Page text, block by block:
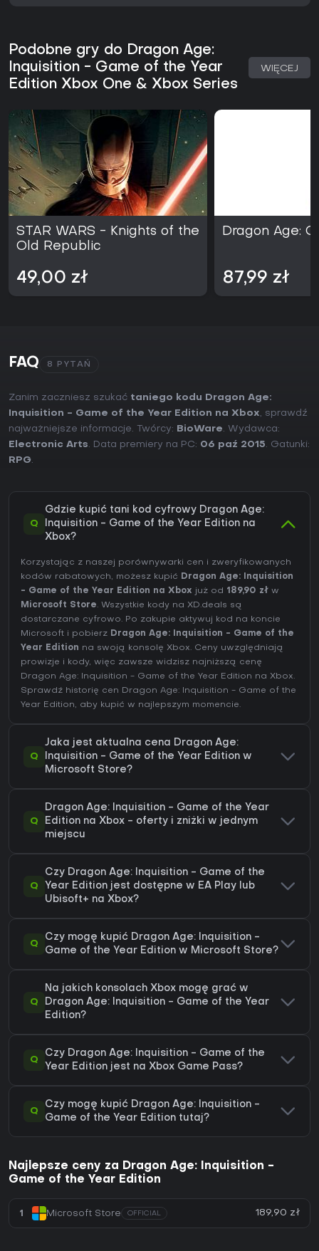
Podobne gry do Dragon Age:
Inquisition - Game of the Year
Edition Xbox One & Xbox Series
WIĘCEJ
STAR WARS - Knights of the
Old Republic
49,00 zł
Dragon Age:
87,99 zł
FAQ 8 PYTAŃ
Zanim zaczniesz szukać taniego kodu Dragon Age:
Inquisition - Game of the Year Edition na Xbox, sprawdź
najważniejsze informacje. Twórcy:
BioWare. Wydawca:
Electronic Arts. Data premiery na PC: 06 paź 2015. Gatunki:
RPG.
Q
Gdzie kupić tani kod cyfrowy Dragon Age:
Inquisition - Game of the Year Edition na
Xbox?
Korzystając z naszej porównywarki cen i zweryfikowanych
kodów rabatowych, możesz kupić Dragon Age: Inquisition
- Game of the Year Edition na Xbox już od 189,90 zł w
Microsoft Store. Wszystkie kody na XD.deals są
dostarczane cyfrowo. Po zakupie aktywuj kod na koncie
Microsoft i pobierz Dragon Age: Inquisition - Game of the
Year Edition na swoją konsolę Xbox. Ceny uwzględniają
prowizje i kody, więc zawsze widzisz najniższą cenę
Dragon Age: Inquisition - Game of the Year Edition na Xbox.
Sprawdź historię cen Dragon Age: Inquisition - Game of the
Year Edition, aby kupić w najlepszym momencie.
Q
Jaka jest aktualna cena Dragon Age:
Inquisition - Game of the Year Edition w
Microsoft Store?
Q
Dragon Age: Inquisition - Game of the Year
Edition na Xbox - oferty i zniżki w jednym
miejscu
Q
Czy Dragon Age: Inquisition - Game of the
Year Edition jest dostępne w EA Play lub
Ubisoft+ na Xbox?
Q
Czy mogę kupić Dragon Age: Inquisition -
Game of the Year Edition w Microsoft Store?
Q
Na jakich konsolach Xbox mogę grać w
Dragon Age: Inquisition - Game of the Year
Edition?
Q
Czy Dragon Age: Inquisition - Game of the
Year Edition jest na Xbox Game Pass?
Q
Czy mogę kupić Dragon Age: Inquisition -
Game of the Year Edition tutaj?
Najlepsze ceny za Dragon Age: Inquisition -
Game of the Year Edition
1 Microsoft Store OFFICIAL 189,90 zł